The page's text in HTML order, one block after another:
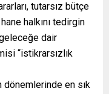
tutarsız bütçe
halkını tedirgin
dair
“istikrarsızlık
en sık